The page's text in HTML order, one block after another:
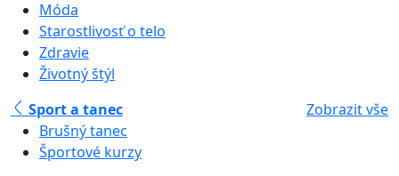
Móda
Starostlivosť o telo
Zdravie
Životný štýl
Sport a tanec
Zobrazit vše
Brušný tanec
Športové kurzy